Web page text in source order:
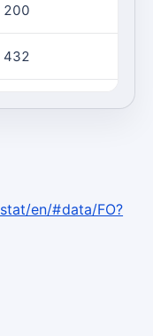
200
432
en/#data/FO?